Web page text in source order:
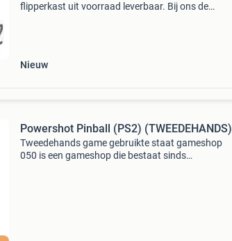
flipperkast uit voorraad leverbaar. Bij ons de
Nieuw
Powershot Pinball (PS2) (TWEEDEHANDS)
Tweedehands game gebruikte staat gameshop
050 is een gameshop die bestaat sinds